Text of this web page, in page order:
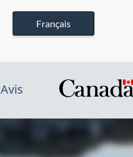
Français
Avis